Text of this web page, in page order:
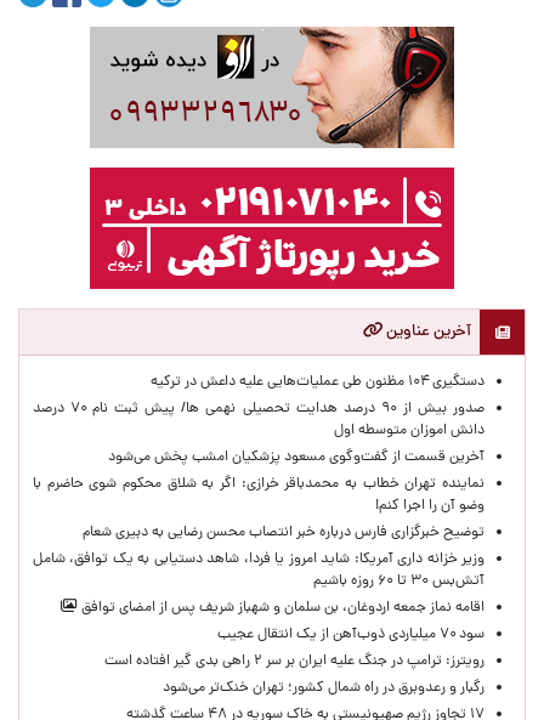
آخرین عناوین
دستگیری ۱۰۴ مظنون طی عملیات‌هایی علیه داعش در ترکیه
صدور بیش از ۹۰ درصد هدایت تحصیلی نهمی ها/ پیش ثبت نام ۷۰ درصد
دانش اموزان متوسطه اول
آخرین قسمت از گفت‌وگوی مسعود پزشکیان امشب پخش می‌شود
نماینده تهران خطاب به محمدباقر خرازی: اگر به شلاق محکوم شوی حاضرم با
وضو آن را اجرا کنم!
توضیح خبرگزاری فارس درباره خبر انتصاب محسن رضایی به دبیری شعام
وزیر خزانه داری آمریکا: شاید امروز یا فردا، شاهد دستیابی به یک توافق، شامل
آتش‌بس ۳۰ تا ۶۰ روزه باشیم
اقامه نماز جمعه اردوغان، بن ‌سلمان و شهباز شریف پس از امضای توافق
سود ۷۰ میلیاردی ذوب‌آهن از یک انتقال عجیب
رویترز: ترامپ در جنگ علیه ایران بر سر ۲ راهی بدی گیر افتاده است
رگبار و رعدوبرق در راه شمال کشور؛ تهران خنک‌تر می‌شود
۱۷ تجاوز رژیم صهیونیستی به خاک سوریه در ۴۸ ساعت گذشته